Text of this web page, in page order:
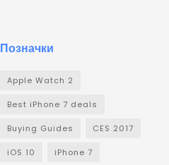
Позначки
Apple Watch 2
Best iPhone 7 deals
Buying Guides CES 2017
iOS 10 iPhone 7